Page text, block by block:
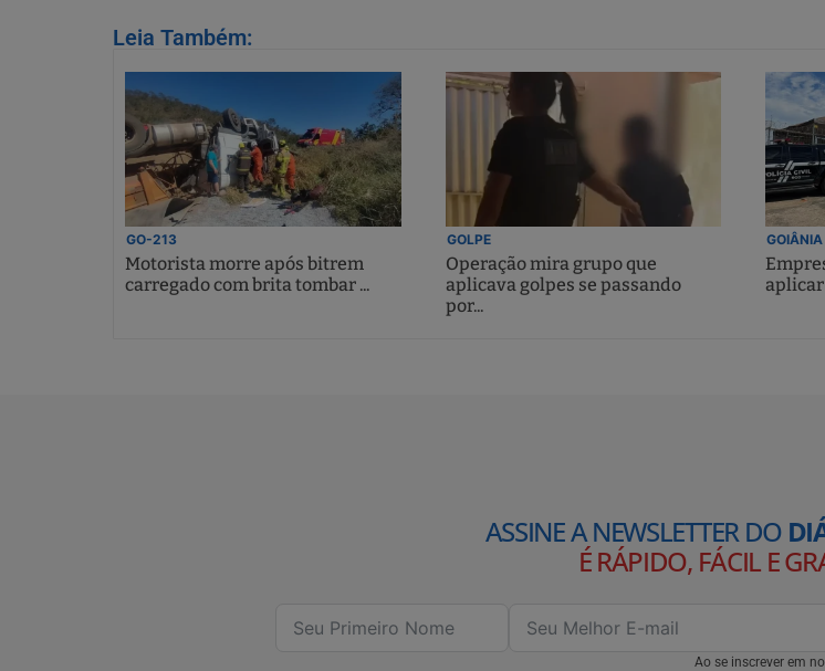
Leia Também:
GO-213
Motorista morre após bitrem
carregado com brita tombar ...
GOLPE
Operação mira grupo que
aplicava golpes se passando
por...
GOIÂNIA
aplicar
ASSINE A NEWSLETTER DO
É RÁPIDO, FÁCIL E
Ao se inscrever em